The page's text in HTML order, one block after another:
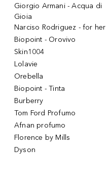
Giorgio Armani - Acqua di
Gioia
Narciso Rodriguez - for her
Biopoint - Orovivo
Skin1004
Lolavie
Orebella
Biopoint - Tinta
Burberry
Tom Ford Profumo
Afnan profumo
Florence by Mills
Dyson